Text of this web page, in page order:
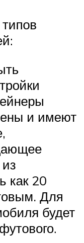
и имеют
как 20
Для
будет